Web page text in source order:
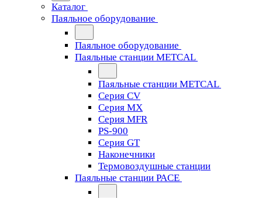
Каталог
Паяльное оборудование
Паяльное оборудование
Паяльные станции METCAL
Паяльные станции METCAL
Серия CV
Серия MX
Серия MFR
PS-900
Серия GT
Наконечники
Термовоздушные станции
Паяльные станции PACE